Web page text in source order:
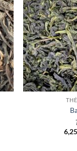
+
6,25